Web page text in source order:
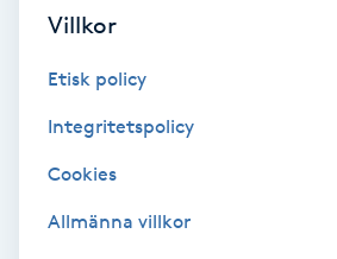
Fransk manikyr
Fransrengöring
Villkor
Etisk policy
Integritetspolicy
Cookies
Allmänna villkor